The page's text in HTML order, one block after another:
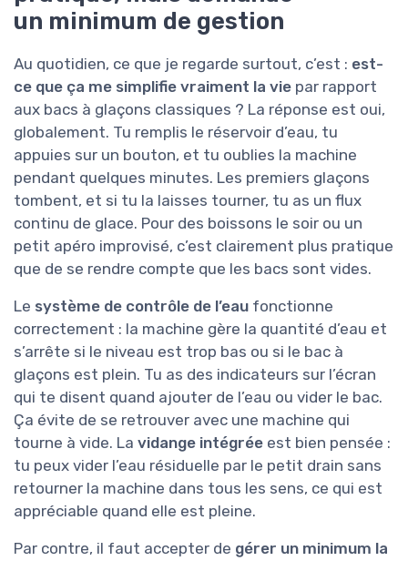
un minimum de gestion
Au quotidien, ce que je regarde surtout, c’est : est-
ce que ça me simplifie vraiment la vie par rapport
aux bacs à glaçons classiques ? La réponse est oui,
globalement. Tu remplis le réservoir d’eau, tu
appuies sur un bouton, et tu oublies la machine
pendant quelques minutes. Les premiers glaçons
tombent, et si tu la laisses tourner, tu as un flux
continu de glace. Pour des boissons le soir ou un
petit apéro improvisé, c’est clairement plus pratique
que de se rendre compte que les bacs sont vides.
Le système de contrôle de l’eau fonctionne
correctement : la machine gère la quantité d’eau et
s’arrête si le niveau est trop bas ou si le bac à
glaçons est plein. Tu as des indicateurs sur l’écran
qui te disent quand ajouter de l’eau ou vider le bac.
Ça évite de se retrouver avec une machine qui
tourne à vide. La vidange intégrée est bien pensée :
tu peux vider l’eau résiduelle par le petit drain sans
retourner la machine dans tous les sens, ce qui est
appréciable quand elle est pleine.
Par contre, il faut accepter de gérer un minimum la